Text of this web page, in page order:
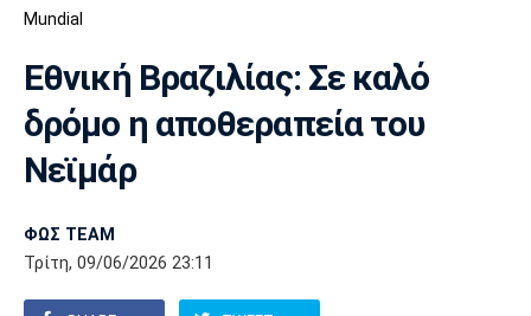
ΒΟΛΕΪ ΠΟΛΟ
AUTO-MOTO
Ποδόσφαιρο
Super League 1
Super League 2
Γ Εθνική
Ελλάδα
Μπάσκετ
Ελλάδα
Εθνική
EuroLeague
Ολυμπιακοί Αγώνες
Βόλεϊ
Πόλο
Ολυμπιακός ΑΕΚ ΠΑΟΚ
Παναθηναϊκός
Mundial
Εθνική Βραζιλίας: Σε καλό
δρόμο η αποθεραπεία του
Νεϊμάρ
ΦΩΣ TEAM
Τρίτη, 09/06/2026 23:11